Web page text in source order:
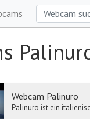
Webcam Palinuro
Palinuro ist ein